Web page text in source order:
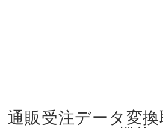
通販受注データ変